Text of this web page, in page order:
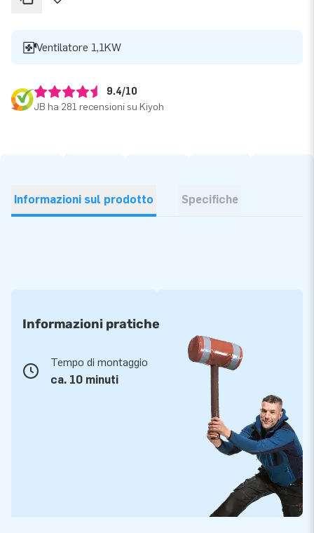
Ventilatore 1,1KW
9.4/10
JB ha 281 recensioni su Kiyoh
Informazioni sul prodotto Specifiche
Informazioni pratiche
Tempo di montaggio
ca. 10 minuti